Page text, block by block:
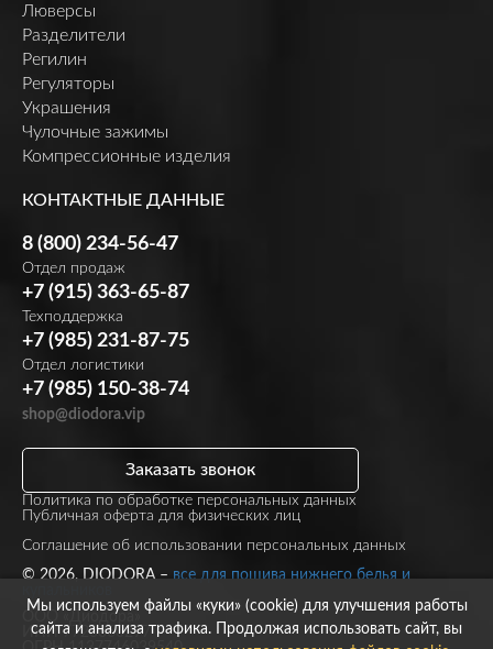
Люверсы
Разделители
Регилин
Регуляторы
Украшения
Чулочные зажимы
Компрессионные изделия
КОНТАКТНЫЕ ДАННЫЕ
8 (800) 234-56-47
Отдел продаж
+7 (915) 363-65-87
Техподдержка
+7 (985) 231-87-75
Отдел логистики
+7 (985) 150-38-74
shop@diodora.vip
Политика по обработке персональных данных
Публичная оферта для физических лиц
Заказать звонок
Соглашение об использовании персональных данных
© 2026, DIODORA –все для пошива нижнего белья и
ООО «Диодора»
ИНН 7723860297
Мы используем файлы «куки» (cookie) для улучшения работы
сайта и анализа трафика. Продолжая использовать сайт, вы